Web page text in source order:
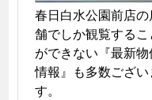
春日白水公園前店の
舗でしか観覧するこ
ができない『最新物
情報』も多数ござい
す。